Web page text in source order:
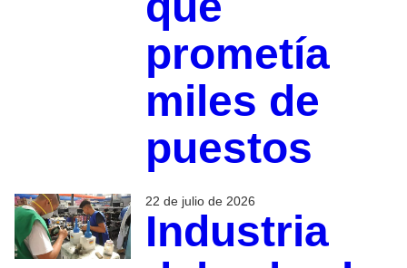
prometía
miles de
puestos
22 de julio de 2026
Industria